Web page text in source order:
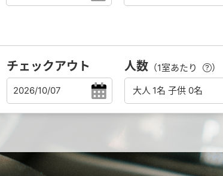
チェックアウト 人数 （1室あたり ）